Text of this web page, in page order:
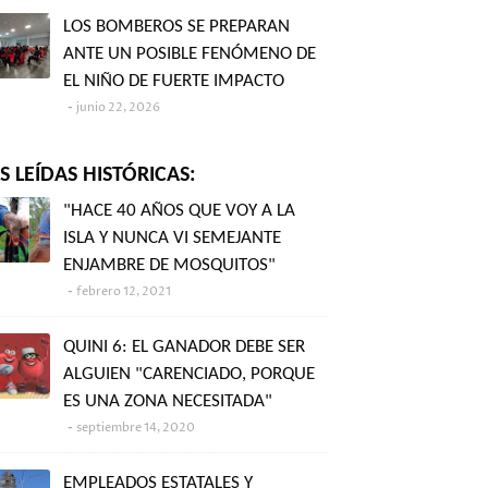
LOS BOMBEROS SE PREPARAN
ANTE UN POSIBLE FENÓMENO DE
EL NIÑO DE FUERTE IMPACTO
junio 22, 2026
LEÍDAS HISTÓRICAS:
"HACE 40 AÑOS QUE VOY A LA
ISLA Y NUNCA VI SEMEJANTE
ENJAMBRE DE MOSQUITOS"
febrero 12, 2021
QUINI 6: EL GANADOR DEBE SER
ALGUIEN "CARENCIADO, PORQUE
ES UNA ZONA NECESITADA"
septiembre 14, 2020
EMPLEADOS ESTATALES Y